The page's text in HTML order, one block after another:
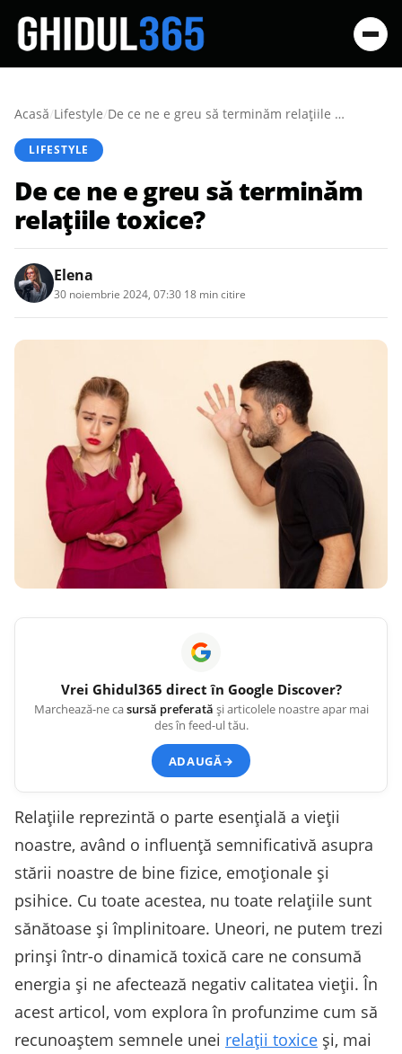
Acasă/Lifestyle/ De ce ne e greu să terminăm relațiile toxice?
LIFESTYLE
De ce ne e greu să terminăm
relațiile toxice?
Elena
30 noiembrie 2024, 07:30 18 min citire
Vrei Ghidul365 direct în Google Discover?
Marchează-ne casursă preferată și articolele noastre apar mai
des în feed-ul tău.
ADAUGĂ→
Relațiile reprezintă o parte esențială a vieții
noastre, având o influență semnificativă asupra
stării noastre de bine fizice, emoționale și
psihice. Cu toate acestea, nu toate relațiile sunt
sănătoase și împlinitoare. Uneori, ne putem trezi
prinși într-o dinamică toxică care ne consumă
energia și ne afectează negativ calitatea vieții. În
acest articol, vom explora în profunzime cum să
recunoaștem semnele unei relații toxice și, mai